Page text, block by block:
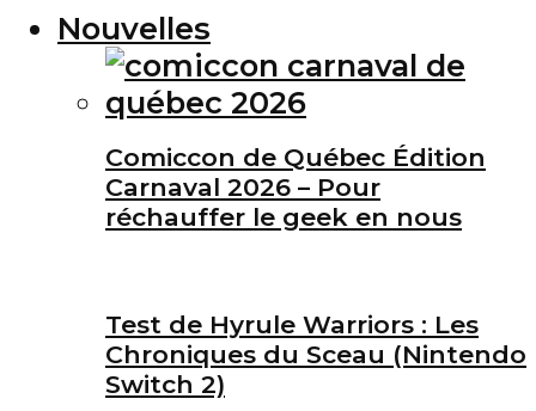
Nouvelles
Comiccon de Québec Édition
Carnaval 2026 – Pour
réchauffer le geek en nous
Test de Hyrule Warriors : Les
Chroniques du Sceau (Nintendo
Switch 2)